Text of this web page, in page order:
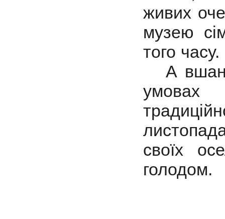
живих
музею
того часу.
А
умовах
своїх
голодом.